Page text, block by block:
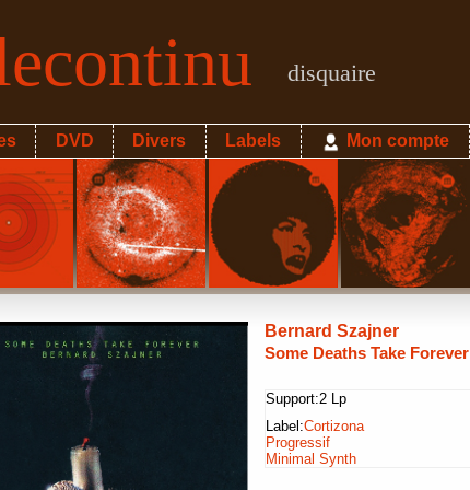
disquaire
DVD Divers Labels Mon compte
Bernard Szajner
Some Deaths Take Forever
Support:2 Lp
Label:Cortizona
Progressif
Minimal Synth